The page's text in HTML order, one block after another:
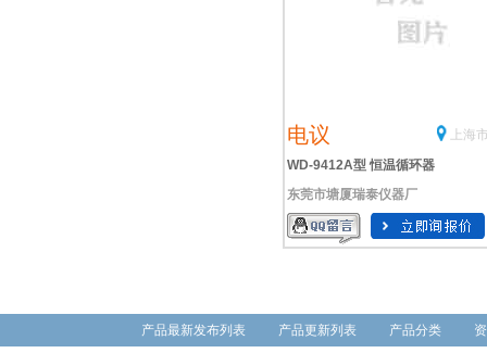
电议
上海
WD-9412A型 恒温循环器
东莞市塘厦瑞泰仪器厂
产品最新发布列表 产品更新列表 产品分类